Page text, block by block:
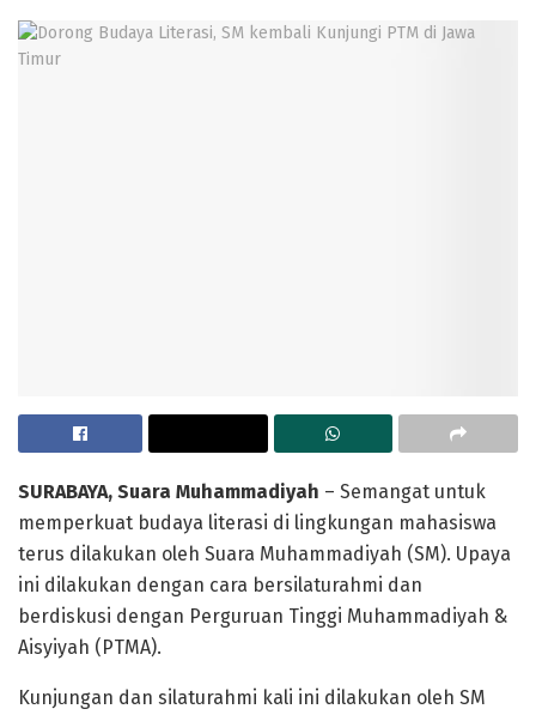
SURABAYA, Suara Muhammadiyah – Semangat untuk
memperkuat budaya literasi di lingkungan mahasiswa
terus dilakukan oleh Suara Muhammadiyah (SM). Upaya
ini dilakukan dengan cara bersilaturahmi dan
berdiskusi dengan Perguruan Tinggi Muhammadiyah &
Aisyiyah (PTMA).
Kunjungan dan silaturahmi kali ini dilakukan oleh SM